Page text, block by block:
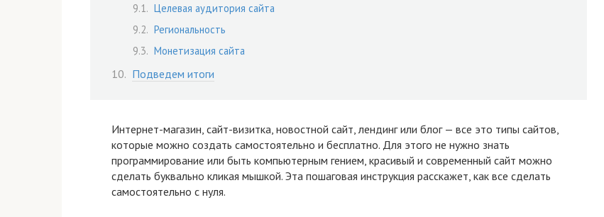
Целевая аудитория сайта
Региональность
Монетизация сайта
Подведем итоги
Интернет-магазин, сайт-визитка, новостной сайт, лендинг или блог — все это типы сайтов,
которые можно создать самостоятельно и бесплатно. Для этого не нужно знать
программирование или быть компьютерным гением, красивый и современный сайт можно
сделать буквально кликая мышкой. Эта пошаговая инструкция расскажет, как все сделать
самостоятельно с нуля.